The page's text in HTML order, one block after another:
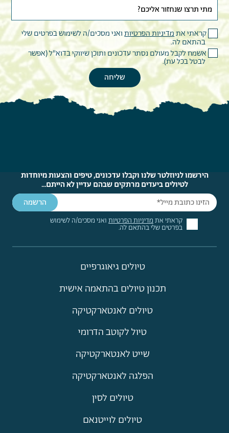
קראתי אתמדיניות הפרטיותואני מסכים/ה לשימוש בפרטים שלי
בהתאם לה.
אשמח לקבל מעולם נסתר עדכונים ותוכן שיווקי בדוא"ל (אפשר
לבטל בכל עת).
הירשמו לניוזלטר שלנו וקבלו עדכונים, טיפים והצעות מיוחדות
לטיולים ביעדים מרתקים שבהם עדיין לא הייתם...
קראתי את מדיניות הפרטיות ואני מסכים/ה לשימוש
בפרטים שלי בהתאם לה.
טיולים גיאוגרפיים
תכנון טיולים בהתאמה אישית
טיולים לאנטארקטיקה
טיול לקוטב הדרומי
שייט לאנטארקטיקה
הפלגה לאנטארקטיקה
טיולים לסין
טיולים לוייטנאם